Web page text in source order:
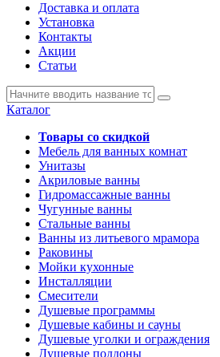
Доставка и оплата
Установка
Контакты
Акции
Статьи
Каталог
Товары со скидкой
Мебель для ванных комнат
Унитазы
Акриловые ванны
Гидромассажные ванны
Чугунные ванны
Стальные ванны
Ванны из литьевого мрамора
Раковины
Мойки кухонные
Инсталляции
Смесители
Душевые программы
Душевые кабины и сауны
Душевые уголки и ограждения
Душевые поддоны